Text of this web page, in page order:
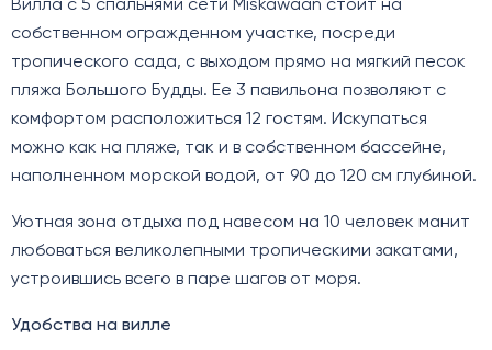
Вилла с 5 спальнями сети Miskawaan стоит на
собственном огражденном участке, посреди
тропического сада, с выходом прямо на мягкий песок
пляжа Большого Будды. Ее 3 павильона позволяют с
комфортом расположиться 12 гостям. Искупаться
можно как на пляже, так и в собственном бассейне,
наполненном морской водой, от 90 до 120 см глубиной.
Уютная зона отдыха под навесом на 10 человек манит
любоваться великолепными тропическими закатами,
устроившись всего в паре шагов от моря.
Удобства на вилле